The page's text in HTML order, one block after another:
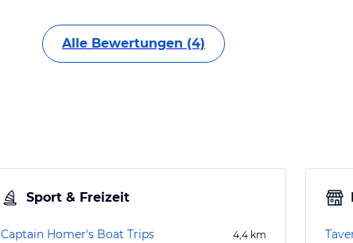
Alle Bewertungen (4)
Sport & Freizeit
Captain Homer's Boat Trips 4,4 km